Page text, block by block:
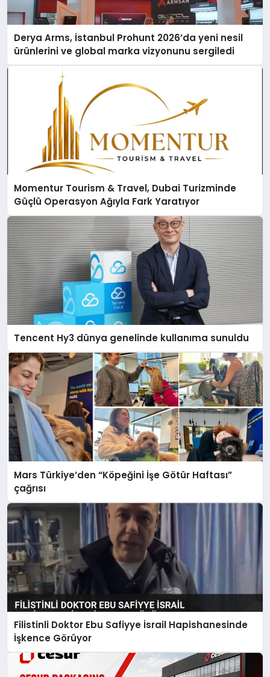
Derya Arms, İstanbul Prohunt 2026’da yeni nesil
ürünlerini ve global marka vizyonunu sergiledi
Momentur Tourism & Travel, Dubai Turizminde
Güçlü Operasyon Ağıyla Fark Yaratıyor
Tencent Hy3 dünya genelinde kullanıma sunuldu
Mars Türkiye’den “Köpeğini İşe Götür Haftası”
çağrısı
Filistinli Doktor Ebu Safiyye İsrail Hapishanesinde
İşkence Görüyor